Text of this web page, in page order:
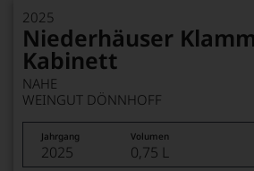
2025
Niederhäuser
Kabinett
NAHE
WEINGUT DÖNNHOFF
Jahrgang Volumen
2025 0,75 L